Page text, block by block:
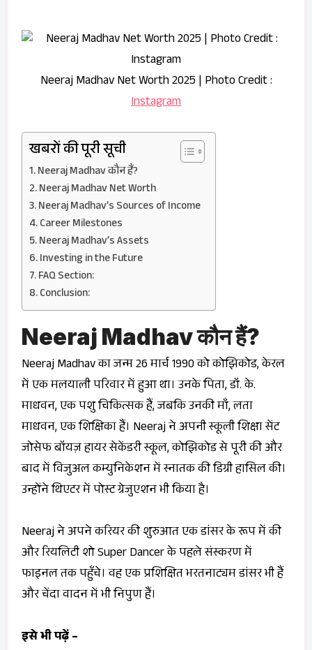
Neeraj Madhav Net Worth 2025 | Photo Credit :
Instagram
खबरों की पूरी सूची
Neeraj Madhav कौन हैं?
Neeraj Madhav Net Worth
Neeraj Madhav’s Sources of Income
Career Milestones
Neeraj Madhav’s Assets
Investing in the Future
FAQ Section:
Conclusion:
Neeraj Madhav कौन हैं?
Neeraj Madhav का जन्म 26 मार्च 1990 को कोझिकोड, केरल
में एक मलयाली परिवार में हुआ था। उनके पिता, डॉ. के.
माधवन, एक पशु चिकित्सक हैं, जबकि उनकी माँ, लता
माधवन, एक शिक्षिका हैं। Neeraj ने अपनी स्कूली शिक्षा सेंट
जोसेफ बॉयज़ हायर सेकेंडरी स्कूल, कोझिकोड से पूरी की और
बाद में विजुअल कम्युनिकेशन में स्नातक की डिग्री हासिल की।
उन्होंने थिएटर में पोस्ट ग्रेजुएशन भी किया है।
Neeraj ने अपने करियर की शुरुआत एक डांसर के रूप में की
और रियलिटी शोSuper Dancerके पहले संस्करण में
फाइनल तक पहुँचे। वह एक प्रशिक्षित भरतनाट्यम डांसर भी हैं
और चेंदा वादन में भी निपुण हैं।
इसे भी पढ़ें –